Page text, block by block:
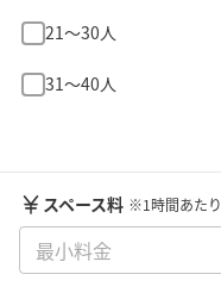
21〜30人
31〜40人
スペース料 ※1時間あたり